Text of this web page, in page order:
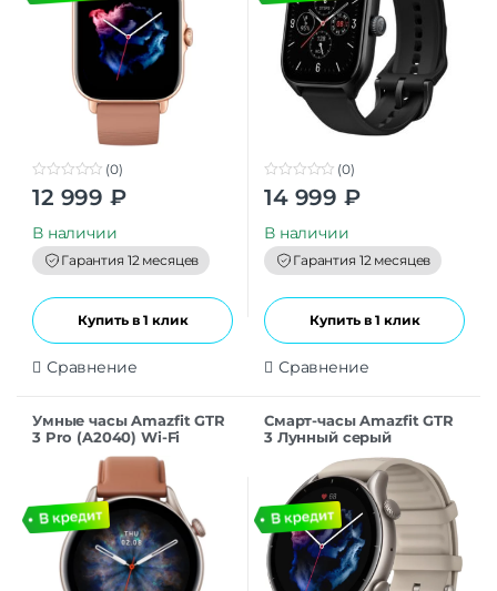
0
t
o
f
5
(0)
12 999 ₽
В наличии
Гарантия 12 месяцев
Купить в 1 клик
Сравнение
0
t
o
f
5
(0)
14 999 ₽
В наличии
Гарантия 12 месяцев
Купить в 1 клик
Сравнение
Умные часы Amazfit GTR
3 Pro (A2040) Wi-Fi
Brown Leather
Смарт-часы Amazfit GTR
3 Лунный серый